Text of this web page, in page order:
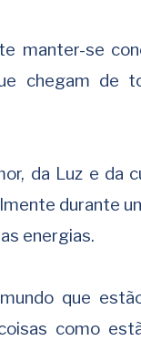
manter-se
chegam de
da Luz e da
durante
energias.
que
como